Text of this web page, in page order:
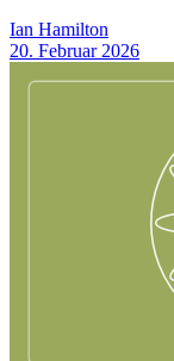
Ian Hamilton
20. Februar 2026